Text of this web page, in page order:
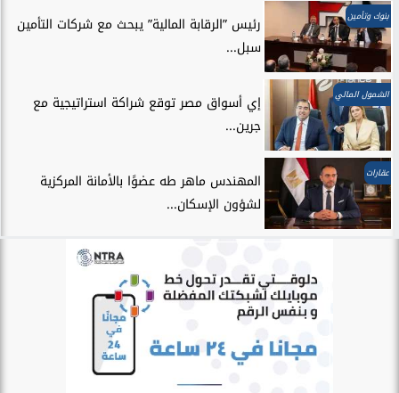
بنوك وتأمين
رئيس ”الرقابة المالية” يبحث مع شركات التأمين
سبل...
الشمول المالي
إي أسواق مصر توقع شراكة استراتيجية مع
جرين...
عقارات
المهندس ماهر طه عضوًا بالأمانة المركزية
لشؤون الإسكان...